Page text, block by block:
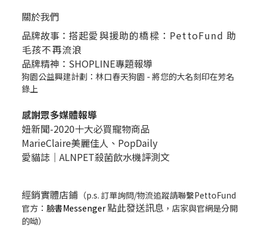
關於我們
品牌故事： 搭起愛與援助的橋樑：PettoFund 助
毛孩不再流浪
品牌精神：SHOPLINE專題報導
狗園公益興建計劃：林口春天狗園 - 將您的大名刻印在芳名
錄上
感謝眾多媒體報導
妞新聞-2020十大必買寵物商品
MarieClaire美麗佳人、 PopDaily
愛貓誌｜ALNPET殺菌飲水機評測文
經銷實體店鋪 （p.s. 訂單詢問/物流追蹤請聯繫PettoFund
官方： 臉書Messenger點此發送訊息 ，店家與官網是分開
的呦）